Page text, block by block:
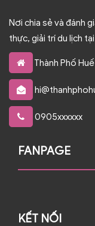
Nơi chia sẻ và đánh
thực, giải trí du lịch
Thành Phố Huế
0905xxxxxx
FANPAGE
KẾT NỐI